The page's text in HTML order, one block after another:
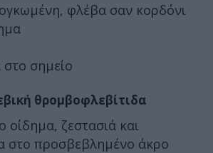
φλέβα σαν κορδόνι
στο σημείο
θρομβοφλεβίτιδα
οίδημα, ζεστασιά και
στο προσβεβλημένο άκρο